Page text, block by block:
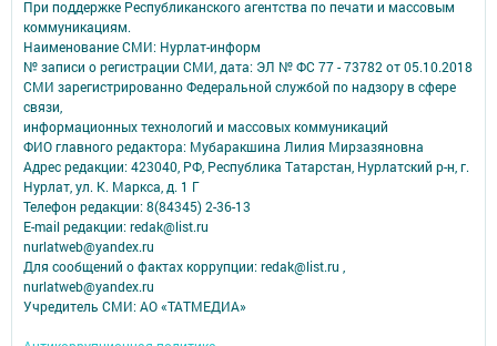
При поддержке Республиканского агентства по печати и массовым
коммуникациям.
Наименование СМИ: Нурлат-⁠информ
№ записи о регистрации СМИ, дата: ЭЛ № ФС 77 -⁠ 73782 от 05.10.2018
СМИ зарегистрированно Федеральной службой по надзору в сфере
связи,
информационных технологий и массовых коммуникаций
ФИО главного редактора: Мубаракшина Лилия Мирзазяновна
Адрес редакции: 423040, РФ, Республика Татарстан, Нурлатский р-н, г.
Нурлат, ул. К. Маркса, д. 1 Г
Телефон редакции: 8(84345) 2-36-13
E-mail редакции: redak@list.ru
nurlatweb@yandex.ru
Для сообщений о фактах коррупции: redak@list.ru ,
nurlatweb@yandex.ru
Учредитель СМИ: АО «ТАТМЕДИА»